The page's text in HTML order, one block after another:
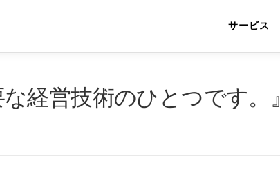
サービス
経営技術のひとつです。』